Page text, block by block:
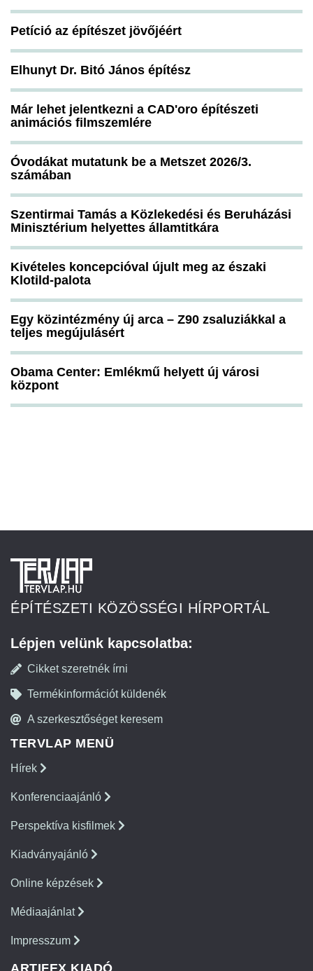
Petíció az építészet jövőjéért
Elhunyt Dr. Bitó János építész
Már lehet jelentkezni a CAD'oro építészeti
animációs filmszemlére
Óvodákat mutatunk be a Metszet 2026/3.
számában
Szentirmai Tamás a Közlekedési és Beruházási
Minisztérium helyettes államtitkára
Kivételes koncepcióval újult meg az északi
Klotild-palota
Egy közintézmény új arca – Z90 zsaluziákkal a
teljes megújulásért
Obama Center: Emlékmű helyett új városi
központ
ÉPÍTÉSZETI KÖZÖSSÉGI HÍRPORTÁL
Lépjen velünk kapcsolatba:
Cikket szeretnék írni
Termékinformációt küldenék
A szerkesztőséget keresem
TERVLAP MENÜ
Hírek
Konferenciaajánló
Perspektíva kisfilmek
Kiadványajánló
Online képzések
Médiaajánlat
Impresszum